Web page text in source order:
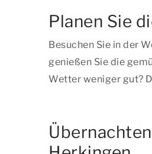
Planen Sie
Besuchen Sie in der
genießen Sie die
Wetter weniger gut?